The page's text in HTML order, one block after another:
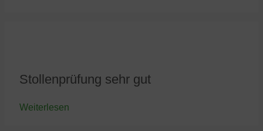
Stollenprüfung sehr gut
Weiterlesen